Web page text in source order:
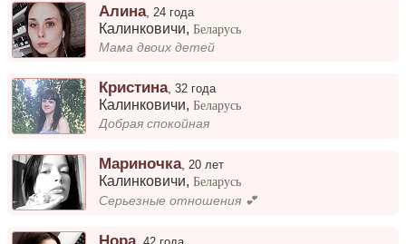
Алина, 24 года
Калинковичи,Беларусь
Мама двоих детей
Кристина,32 года
Калинковичи,Беларусь
Добрая спокойная
Мариночка,20 лет
Калинковичи,Беларусь
Серьезные отношения 💕
Нора,